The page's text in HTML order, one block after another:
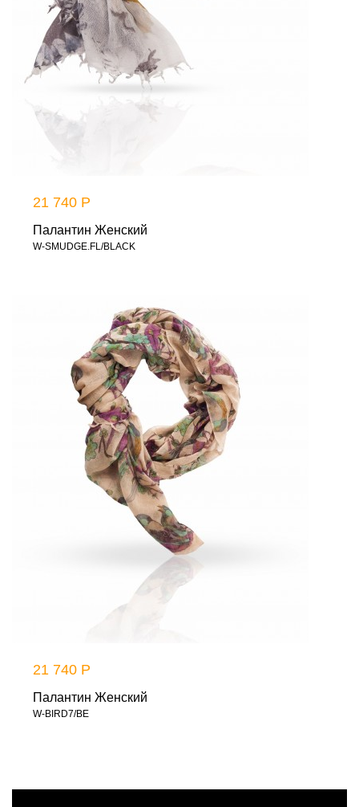
21 740 Р
Палантин Женский
W-SMUDGE.FL/BLACK
21 740 Р
Палантин Женский
W-BIRD7/BE